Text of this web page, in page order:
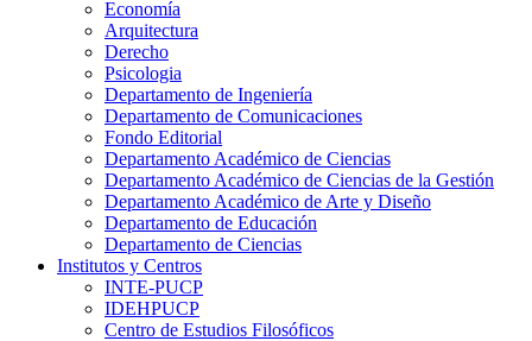
Economía
Arquitectura
Derecho
Psicologia
Departamento de Ingeniería
Departamento de Comunicaciones
Fondo Editorial
Departamento Académico de Ciencias
Departamento Académico de Ciencias de la Gestión
Departamento Académico de Arte y Diseño
Departamento de Educación
Departamento de Ciencias
Institutos y Centros
INTE-PUCP
IDEHPUCP
Centro de Estudios Filosóficos